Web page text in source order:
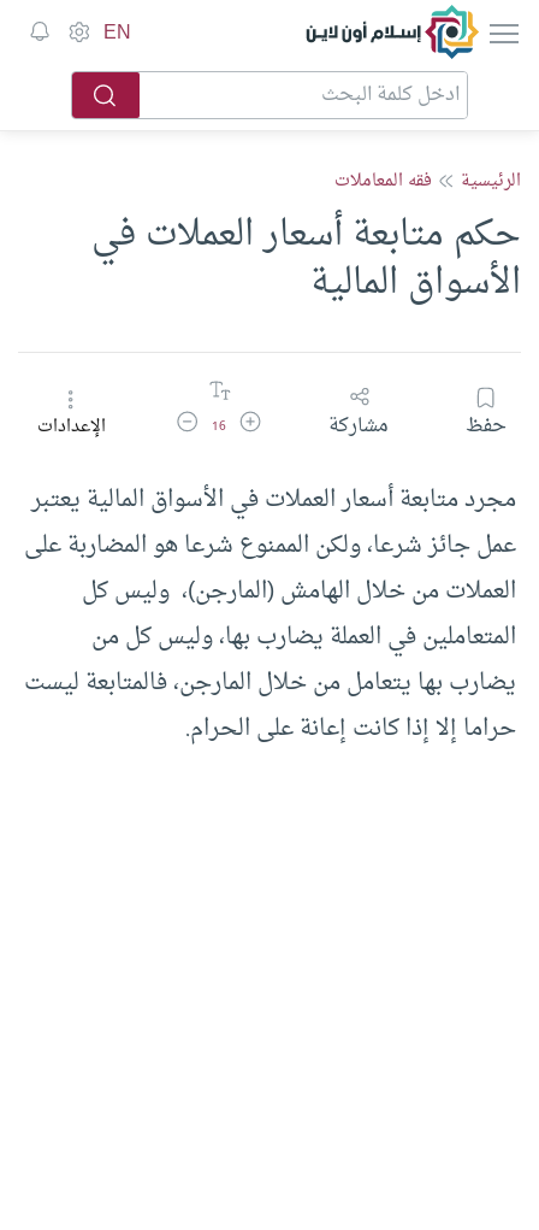
إسلام أون لاين EN
الرئيسية فقه المعاملات
حكم متابعة أسعار العملات في
الأسواق المالية
حفظ مشاركة زيادة حجم الخط
16 تقليل حجم الخطالإعدادات
مجرد متابعة أسعار العملات في الأسواق المالية يعتبر
عمل جائز شرعا، ولكن الممنوع شرعا هو المضاربة على
العملات من خلال الهامش (المارجن)، وليس كل
المتعاملين في العملة يضارب بها، وليس كل من
يضارب بها يتعامل من خلال المارجن، فالمتابعة ليست
حراما إلا إذا كانت إعانة على الحرام.